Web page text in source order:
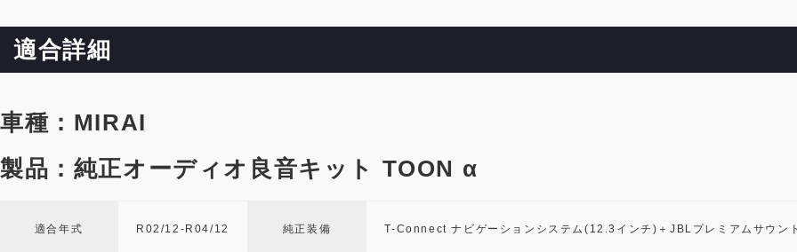
適合詳細
車種：MIRAI
製品：純正オーディオ良音キット TOON α
適合年式 R02/12-R04/12 純正装備 T-Connect ナビゲーションシステム(12.3インチ)＋JBLプレミアムサウン